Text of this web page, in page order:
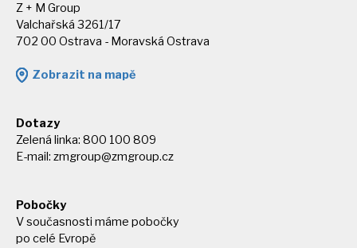
Z + M Group
Valchařská 3261/17
702 00 Ostrava - Moravská Ostrava
Zobrazit na mapě
Dotazy
Zelená linka: 800 100 809
E-mail: zmgroup@zmgroup.cz
Pobočky
V současnosti máme pobočky
po celé Evropě